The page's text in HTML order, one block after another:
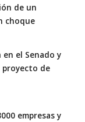
de un
choque
el Senado y
proyecto de
empresas y